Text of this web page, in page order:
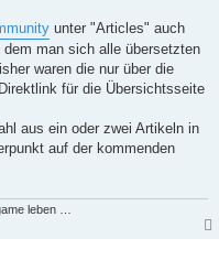
unter "Articles" auch
man sich alle übersetzten
waren die nur über die
für die Übersichtsseite
aus ein oder zwei Artikeln in
auf der kommenden
leben …